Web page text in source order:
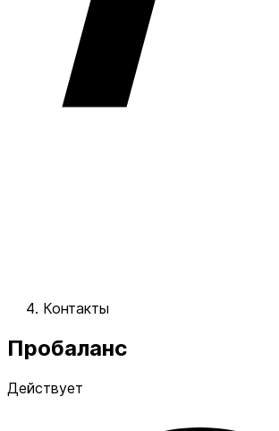
Контакты
Пробаланс
Действует